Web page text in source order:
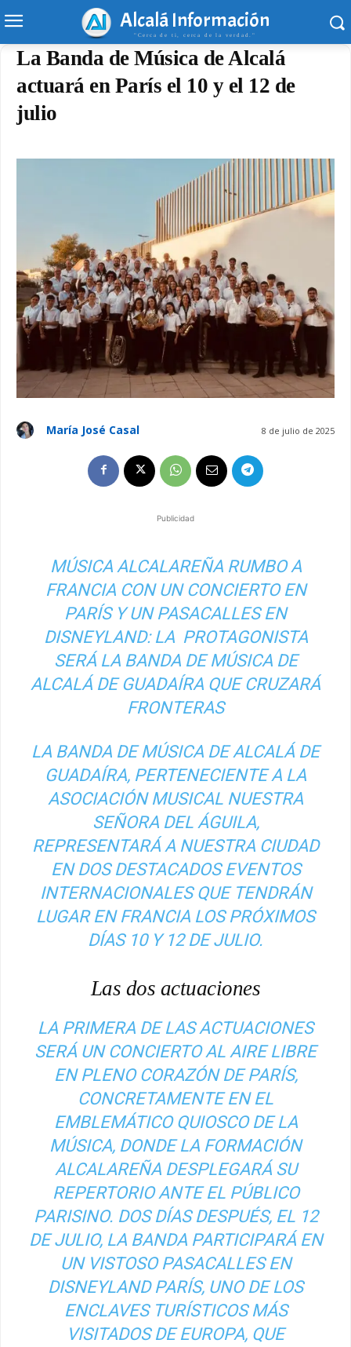
Alcalá Información
"Cerca de ti, cerca de la verdad."
La Banda de Música de Alcalá
actuará en París el 10 y el 12 de
julio
8 de julio de 2025
María José Casal
Publicidad
MÚSICA ALCALAREÑA RUMBO A
FRANCIA CON UN CONCIERTO EN
PARÍS Y UN PASACALLES EN
DISNEYLAND: LA PROTAGONISTA
SERÁ LA BANDA DE MÚSICA DE
ALCALÁ DE GUADAÍRA QUE CRUZARÁ
FRONTERAS
LA BANDA DE MÚSICA DE ALCALÁ DE
GUADAÍRA, PERTENECIENTE A LA
ASOCIACIÓN MUSICAL NUESTRA
SEÑORA DEL ÁGUILA,
REPRESENTARÁ A NUESTRA CIUDAD
EN DOS DESTACADOS EVENTOS
INTERNACIONALES QUE TENDRÁN
LUGAR EN FRANCIA LOS PRÓXIMOS
DÍAS 10 Y 12 DE JULIO.
Las dos actuaciones
LA PRIMERA DE LAS ACTUACIONES
SERÁ UN CONCIERTO AL AIRE LIBRE
EN PLENO CORAZÓN DE PARÍS,
CONCRETAMENTE EN EL
EMBLEMÁTICO QUIOSCO DE LA
MÚSICA, DONDE LA FORMACIÓN
ALCALAREÑA DESPLEGARÁ SU
REPERTORIO ANTE EL PÚBLICO
PARISINO. DOS DÍAS DESPUÉS, EL 12
DE JULIO, LA BANDA PARTICIPARÁ EN
UN VISTOSO PASACALLES EN
DISNEYLAND PARÍS, UNO DE LOS
ENCLAVES TURÍSTICOS MÁS
VISITADOS DE EUROPA, QUE